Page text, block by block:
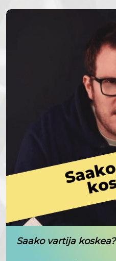
Saako vartija koskea?